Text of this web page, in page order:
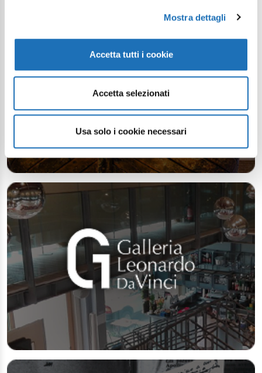
Mostra dettagli
Accetta tutti i cookie
Accetta selezionati
Usa solo i cookie necessari